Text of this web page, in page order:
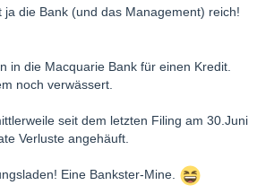
ja die Bank (und das Management) reich!
in die Macquarie Bank für einen Kredit.
noch verwässert.
seit dem letzten Filing am 30.Juni
Verluste angehäuft.
Eine Bankster-Mine.